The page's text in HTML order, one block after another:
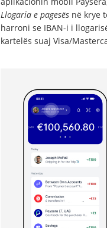
Llogaria e pagesësnë krye
harroni se IBAN-i i
kartelës suaj Visa/